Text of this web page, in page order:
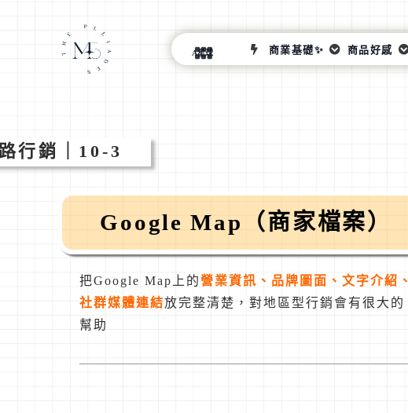
A星球 商業基礎✨ 商品好感
行銷｜10-3
Google Map（商家檔案）
把Google Map上的營業資訊、品牌圖面、文字介紹、
社群媒體連結放完整清楚，對地區型行銷會有很大的
幫助